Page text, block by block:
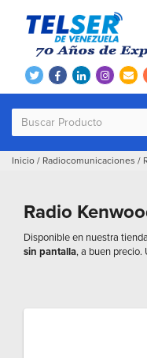
Inicio / Radiocomunicaciones /
Radio
Disponible en nuestra
sin pantalla, a buen precio.